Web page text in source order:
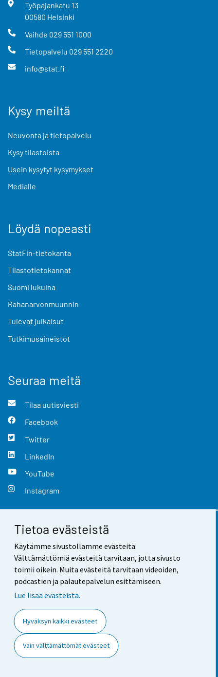
Tietoa evästeistä
Käytämme sivustollamme evästeitä.
Välttämättömiä evästeitä tarvitaan, jotta sivusto
toimii oikein. Muita evästeitä tarvitaan videoiden,
podcastien ja palautepalvelun esittämiseen.
Lue lisää evästeistä.
Hyväksyn kaikki evästeet
Vain välttämättömät evästeet
Työpajankatu 13
00580 Helsinki
Vaihde 029 551 1000
Tietopalvelu 029 551 2220
info@stat.fi
Kysy meiltä
Neuvonta ja tietopalvelu
Kysy tilastoista
Usein kysytyt kysymykset
Medialle
Löydä nopeasti
StatFin-tietokanta
Tilastotietokannat
Suomi lukuina
Rahanarvonmuunnin
Tulevat julkaisut
Tutkimusaineistot
Seuraa meitä
Tilaa uutisviesti
Facebook
Twitter
LinkedIn
YouTube
Instagram
Yhteystiedot
Palaute
Käyttöehdot
Saavutettavuus
Tietoa sivustosta
Evästeasetukset